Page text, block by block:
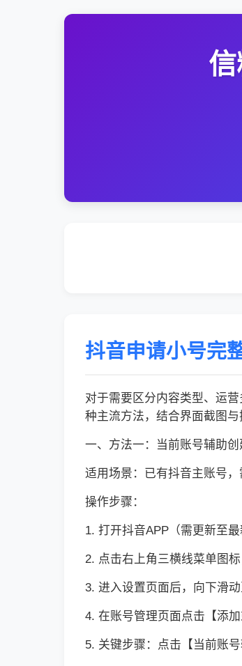
抖音申请小号完
对于需要区分内容类型、运
种主流方法，结合界面截图
一、方法一：当前账号辅助创
适用场景：已有抖音主账号
操作步骤：
1. 打开抖音APP（需更新至
2. 点击右上角三横线菜单图
3. 进入设置页面后，向下滑
4. 在账号管理页面点击【添
5. 关键步骤：点击【当前账